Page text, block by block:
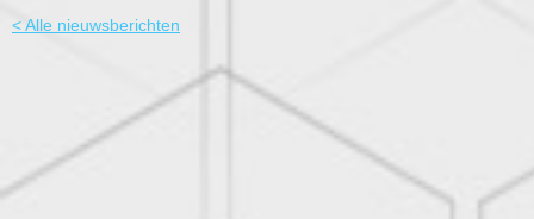
< Alle nieuwsberichten